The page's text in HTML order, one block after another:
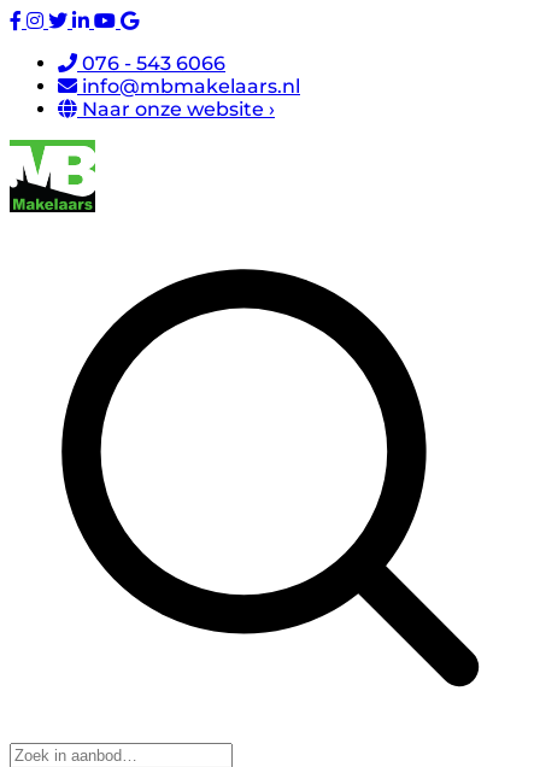
076 - 543 6066
info@mbmakelaars.nl
Naar onze website ›